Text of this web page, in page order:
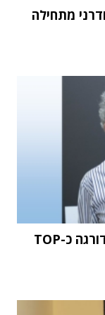
מתחילה
מחקר STKI השנתי: וואן טכנולוגיות דורגה כ-TOP